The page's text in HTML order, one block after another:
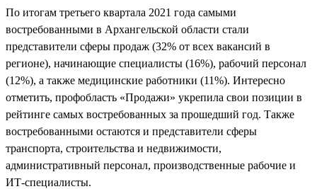
По итогам третьего квартала 2021 года самыми
востребованными в Архангельской области стали
представители сферы продаж (32% от всех вакансий в
регионе), начинающие специалисты (16%), рабочий персонал
(12%), а также медицинские работники (11%). Интересно
отметить, профобласть «Продажи» укрепила свои позиции в
рейтинге самых востребованных за прошедший год. Также
востребованными остаются и представители сферы
транспорта, строительства и недвижимости,
административный персонал, производственные рабочие и
ИТ-специалисты.